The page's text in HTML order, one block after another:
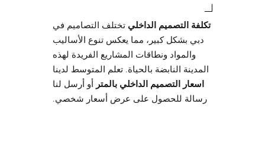
تكلفة التصميم الداخلي تختلف التصاميم في
دبي بشكل كبير، مما يعكس تنوع الأساليب
والمواد ونطاقات المشاريع الفريدة لهذه
المدينة النابضة بالحياة. تعلم المتوسط لدينا
اسعار التصميم الداخلي بالمتر أو أرسل لنا
رسالة للحصول على عرض أسعار شخصي.